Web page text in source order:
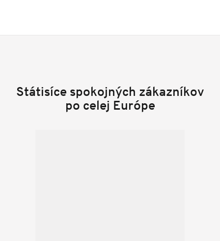
Státisíce spokojných zákazníkov
po celej Európe